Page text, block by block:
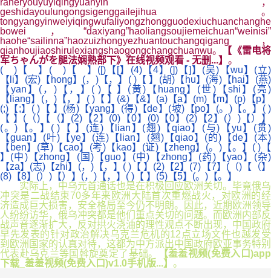
raneryouyuyiqingyuanyin，
geshidayoulungongsigenggailejihua。
tongyangyinweiyiqingwufaliyongzhongguodexiuchuanchanghe
bowei，“daxiyang”haoliangsoujiemeichuan“weinisi”
haohe“sailinna”haozuizhongyezhuantouchangqigang，
qianhoujiaoshirulexiangshaogongchangchuanwu。
【《雷电将
军ちゃんがを腿法娴熟部下》在线视频观看 - 无删...】 。
( )【 】( )【 】([)【[】(4)【4】(])【]】(吴)【wu】(立)
【li】(宏)【hong】(，)【，】( )【 】(胡)【hu】(海)【hai】(燕)
【yan】(，)【，】( )【 】(黄)【huang】(世)【shi】(亮)
【liang】(，)【，】( )【 】(&)【&】(a)【a】(m)【m】(p)【p】
(;)【;】( )【 】(杨)【yang】(得)【de】(坡)【po】(。)【。】( )
【 】(（)【（】(2)【2】(0)【0】(0)【0】(2)【2】(）)【）】
(。)【。】( )【 】(连)【lian】(翘)【qiao】(与)【yu】(贯)
【guan】(叶)【ye】(连)【lian】(翘)【qiao】(的)【de】(本)
【ben】(草)【cao】(考)【kao】(证)【zheng】(。)【。】( )【
】(中)【zhong】(国)【guo】(中)【zhong】(药)【yao】(杂)
【za】(志)【zhi】(，)【，】( )【 】(2)【2】(7)【7】(（)【（】
(8)【8】(）)【）】(，)【，】( )【 】(5)【5】(。)【。】
实际上，中乌元首通话也是在积极回应欧洲关切。毕竟俄乌
冲突是二战结束70多年来欧洲大陆首次重燃战火，对欧洲的经
济造成巨大损害，安全格局至今仍不明朗。因此，近期欧洲领导
人纷纷访华，俄乌冲突都是他们重点关切的问题。而欧洲内部反
战声音逐渐扩大，反对拱火浇油的理性观点不断出现，中国政府
早先发表的针对政治解决乌克兰危机的12点立场文件也越发受
到欧洲国家的认真对待，这都为中方派出中国政府欧亚事务特别
代表赴乌克兰等国斡旋奠定了基础。
【羞羞视频(免费入口)app
下载_羞羞视频(免费入口)v1.0手机版...】 。